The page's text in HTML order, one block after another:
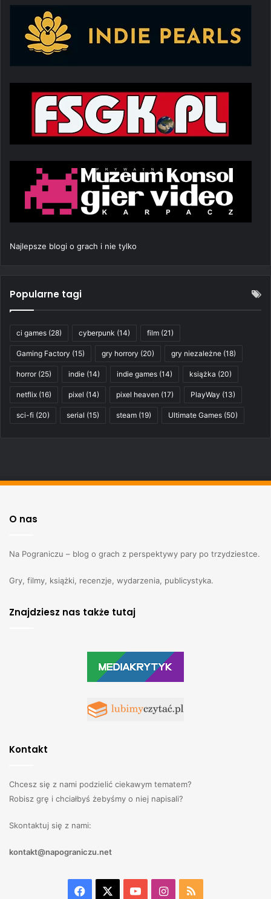
Najlepsze blogi o grach i nie tylko
Popularne tagi
ci games (28) cyberpunk (14) film (21)
Gaming Factory (15) gry horrory (20) gry niezależne (18)
horror(25) indie (14) indie games (14) książka (20)
netflix (16) pixel (14) pixel heaven (17) PlayWay (13)
sci-fi (20) serial (15) steam (19) Ultimate Games (50)
O nas
Na Pograniczu – blog o grach z perspektywy pary po trzydziestce.
Gry, filmy, książki, recenzje, wydarzenia, publicystyka.
Znajdziesz nas także tutaj
Kontakt
Chcesz się z nami podzielić ciekawym tematem?
Robisz grę i chciałbyś żebyśmy o niej napisali?
Skontaktuj się z nami:
kontakt@napograniczu.net
Facebook YouTubeInstagram